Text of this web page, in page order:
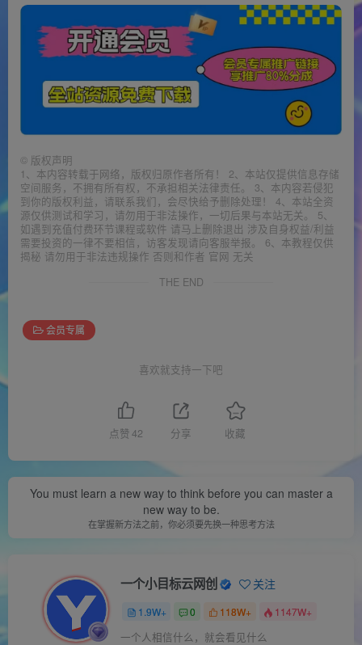
© 版权声明
1、本内容转载于网络，版权归原作者所有！ 2、本站仅提供信息存储
空间服务，不拥有所有权，不承担相关法律责任。 3、本内容若侵犯
到你的版权利益，请联系我们，会尽快给予删除处理！ 4、本站全资
源仅供测试和学习，请勿用于非法操作，一切后果与本站无关。 5、
如遇到充值付费环节课程或软件 请马上删除退出 涉及自身权益/利益
需要投资的一律不要相信，访客发现请向客服举报。 6、本教程仅供
揭秘 请勿用于非法违规操作 否则和作者 官网 无关
THE END
会员专属
喜欢就支持一下吧
点赞42 分享 收藏
You must learn a new way to think before you can master a
new way to be.
在掌握新方法之前，你必须要先换一种思考方法
一个小目标云网创 关注
1.9W+ 0 118W+ 1147W+
一个人相信什么，就会看见什么